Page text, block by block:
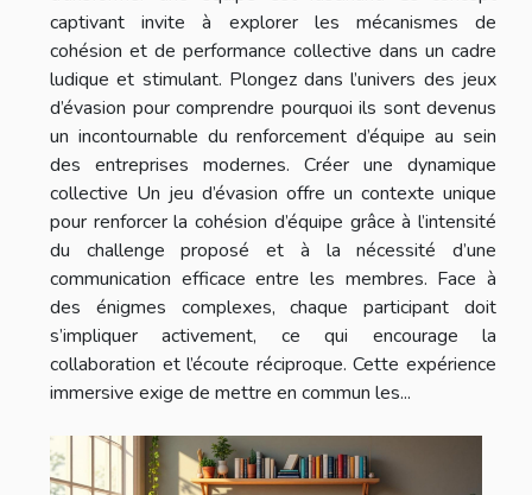
captivant invite à explorer les mécanismes de
cohésion et de performance collective dans un cadre
ludique et stimulant. Plongez dans l’univers des jeux
d’évasion pour comprendre pourquoi ils sont devenus
un incontournable du renforcement d’équipe au sein
des entreprises modernes. Créer une dynamique
collective Un jeu d’évasion offre un contexte unique
pour renforcer la cohésion d’équipe grâce à l’intensité
du challenge proposé et à la nécessité d’une
communication efficace entre les membres. Face à
des énigmes complexes, chaque participant doit
s’impliquer activement, ce qui encourage la
collaboration et l’écoute réciproque. Cette expérience
immersive exige de mettre en commun les...